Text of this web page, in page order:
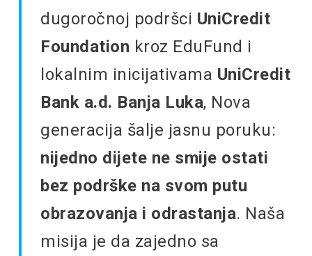
dugoročnoj podršci UniCredit
Foundation kroz EduFund i
lokalnim inicijativama UniCredit
Bank a.d. Banja Luka, Nova
generacija šalje jasnu poruku:
nijedno dijete ne smije ostati
bez podrške na svom putu
obrazovanja i odrastanja. Naša
misija je da zajedno sa